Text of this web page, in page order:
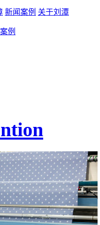
新闻案例 关于刘潭
例